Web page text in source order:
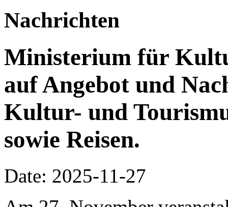
Nachrichten
Ministerium für
auf Angebot und
Kultur- und
sowie Reisen.
Date: 2025-11-27